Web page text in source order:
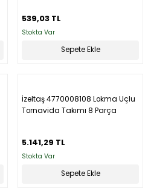
539,03 TL
Stokta Var
Sepete Ekle
İzeltaş 4770008108 Lokma Uçlu
Tornavida Takımı 8 Parça
5.141,29 TL
Stokta Var
Sepete Ekle